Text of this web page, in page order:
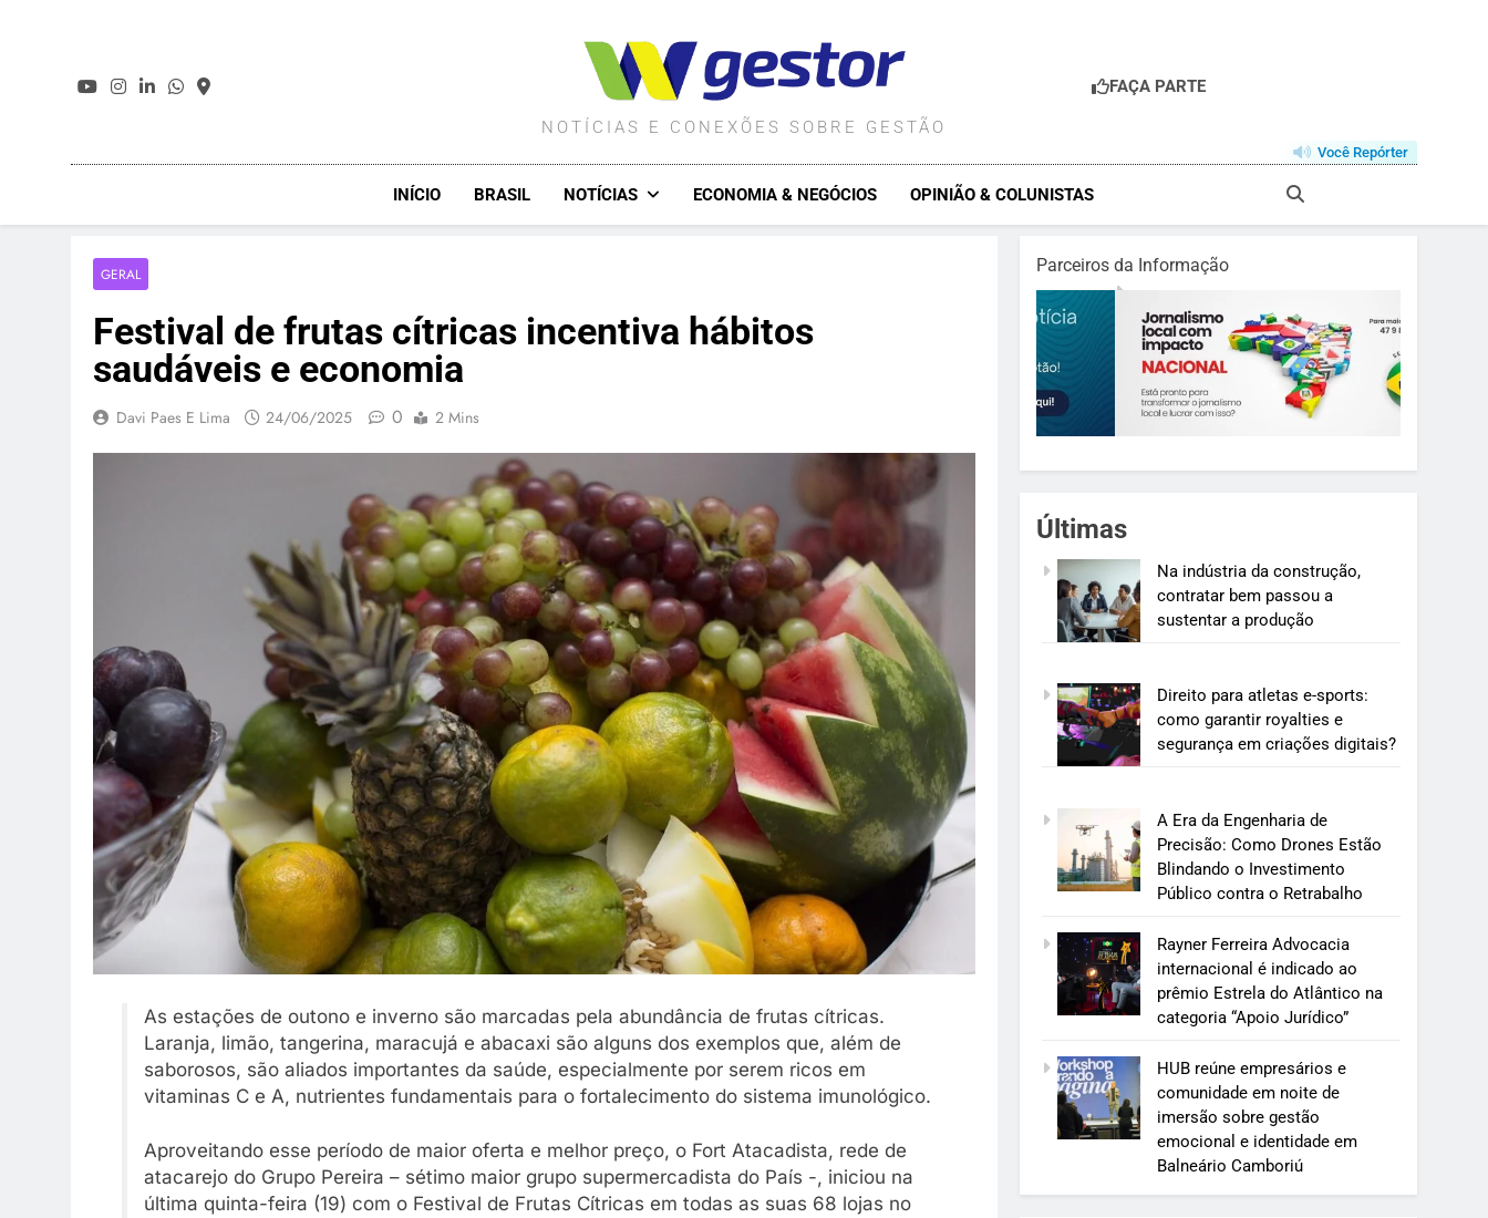
WGESTOR.COM.BR
NOTÍCIAS E CONEXÕES SOBRE GESTÃO
FAÇA PARTE
Você Repórter
INÍCIO BRASIL NOTÍCIAS ECONOMIA & NEGÓCIOS OPINIÃO & COLUNISTAS
GERAL
Festival de frutas cítricas incentiva hábitos
saudáveis e economia
Davi Paes E Lima 24/06/2025 0 2 Mins
As estações de outono e inverno são marcadas pela abundância de frutas cítricas.
Laranja, limão, tangerina, maracujá e abacaxi são alguns dos exemplos que, além de
saborosos, são aliados importantes da saúde, especialmente por serem ricos em
vitaminas C e A, nutrientes fundamentais para o fortalecimento do sistema imunológico.
Aproveitando esse período de maior oferta e melhor preço, o Fort Atacadista, rede de
atacarejo do Grupo Pereira – sétimo maior grupo supermercadista do País -, iniciou na
última quinta-feira (19) com o Festival de Frutas Cítricas em todas as suas 68 lojas no
Parceiros da Informação
Últimas
Na indústria da construção,
contratar bem passou a
sustentar a produção
Direito para atletas e-sports:
como garantir royalties e
segurança em criações digitais?
A Era da Engenharia de
Precisão: Como Drones Estão
Blindando o Investimento
Público contra o Retrabalho
Rayner Ferreira Advocacia
internacional é indicado ao
prêmio Estrela do Atlântico na
categoria “Apoio Jurídico”
HUB reúne empresários e
comunidade em noite de
imersão sobre gestão
emocional e identidade em
Balneário Camboriú